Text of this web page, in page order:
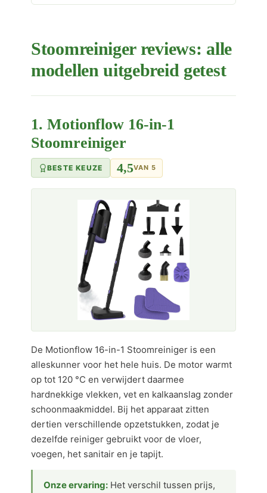
Stoomreiniger reviews: alle
modellen uitgebreid getest
1. Motionflow 16-in-1
Stoomreiniger
BESTE KEUZE 4,5VAN 5
De Motionflow 16-in-1 Stoomreiniger is een
alleskunner voor het hele huis. De motor warmt
op tot 120 °C en verwijdert daarmee
hardnekkige vlekken, vet en kalkaanslag zonder
schoonmaakmiddel. Bij het apparaat zitten
dertien verschillende opzetstukken, zodat je
dezelfde reiniger gebruikt voor de vloer,
voegen, het sanitair en je tapijt.
Onze ervaring: Het verschil tussen prijs,